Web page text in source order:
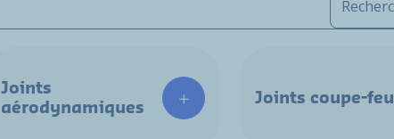
Joints
aérodynamiques
Joints coupe-feu